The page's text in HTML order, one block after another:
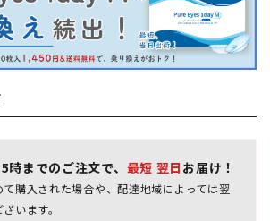
までのご注文で、 最短 翌日 お届け！
購入された場合や、配達地域によっては翌
います。